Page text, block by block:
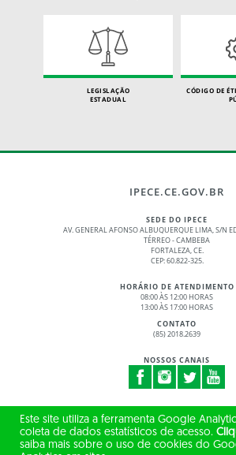
LEGISLAÇÃO
ESTADUAL
CÓDIGO DE
IPECE.CE.GOV.BR
SEDE DO IPECE
AV. GENERAL AFONSO ALBUQUERQUE LIMA, S/N
TÉRREO - CAMBEBA
FORTALEZA, CE.
CEP: 60.822-325.
HORÁRIO DE ATENDIMENTO
08:00 ÀS 12:00 HORAS
13:00 ÀS 17:00 HORAS
CONTATO
(85) 2018.2639
NOSSOS CANAIS
© 2017 - 2026 – GOVERNO DO ESTADO DO
TODOS OS DIREITOS RESERVADOS
Este site utiliza a ferramenta Google
coleta de dados estatísticos de acesso.
saiba mais sobre o uso de cookies do